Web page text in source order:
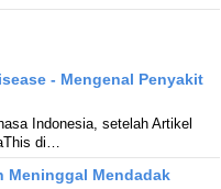
- Mengenal Penyakit
Indonesia, setelah Artikel
di…
Meninggal Mendadak